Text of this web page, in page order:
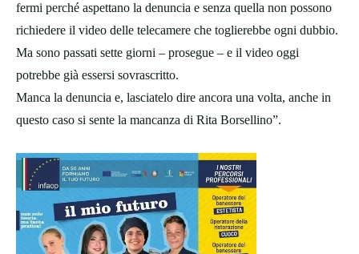
fermi perché aspettano la denuncia e senza quella non possono
richiedere il video delle telecamere che toglierebbe ogni dubbio.
Ma sono passati sette giorni – prosegue – e il video oggi
potrebbe già essersi sovrascritto.
Manca la denuncia e, lasciatelo dire ancora una volta, anche in
questo caso si sente la mancanza di Rita Borsellino”.